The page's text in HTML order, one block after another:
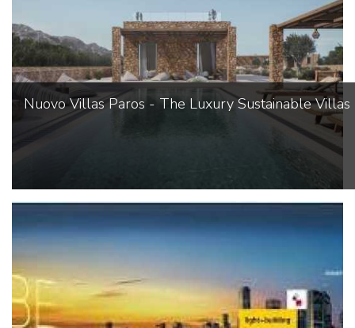
Nuovo Villas Paros - The Luxury Sustainable Villas